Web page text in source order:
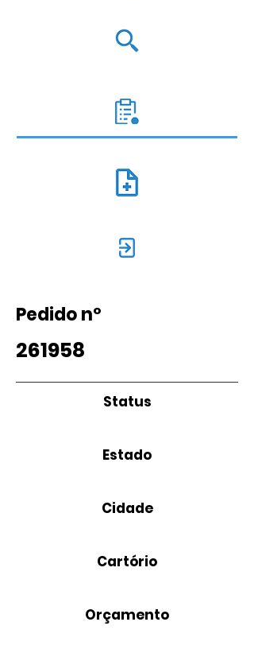
Pedido nº
261958
Status
Estado
Cidade
Cartório
Orçamento